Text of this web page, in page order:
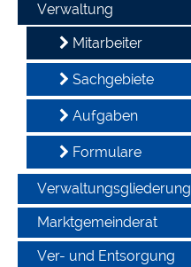
Verwaltung
Mitarbeiter
Sachgebiete
Aufgaben
Formulare
Verwaltungsgliederung
Marktgemeinderat
Ver- und Entsorgung